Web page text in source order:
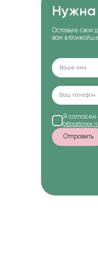
Нужна
Оставьте свои
вам в
Я согласен
обработки
Отправить